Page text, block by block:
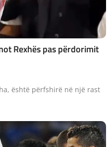
Rexhës pas përdorimit
është përfshirë në një rast